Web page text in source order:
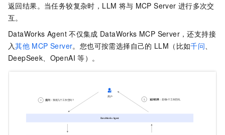
返回结果。当任务较复杂时，LLM 将与 MCP Server 进行多次交
互。
DataWorks Agent 不仅集成 DataWorks MCP Server，还支持接
入其他 MCP Server。您也可按需选择自己的 LLM（比如千问、
DeepSeek、OpenAI 等）。